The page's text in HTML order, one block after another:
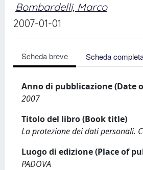
Bombardelli, Marco
2007-01-01
Scheda breve Scheda
Anno di pubblicazione (Date
2007
Titolo del libro (Book title)
La protezione dei dati personali.
Luogo di edizione (Place of
PADOVA